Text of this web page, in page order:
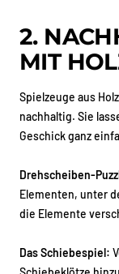
2.
MIT
Spielzeuge aus
nachhaltig. Sie
Geschick ganz
Drehscheiben-
Elementen, unter
die Elemente
Das Schiebespiel: